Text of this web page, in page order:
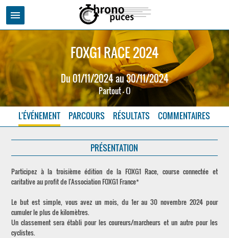
menu
FOXG1 RACE 2024
Du 01/11/2024 au 30/11/2024
Partout - ()
L'ÉVÉNEMENT PARCOURS RÉSULTATS COMMENTAIRES
PRÉSENTATION
Participez à la troisième édition de la FOXG1 Race, course connectée et
caritative au profit de l'Association FOXG1 France*
Le but est simple, vous avez un mois, du 1er au 30 novembre 2024 pour
cumuler le plus de kilomètres.
Un classement sera établi pour les coureurs/marcheurs et un autre pour les
cyclistes.